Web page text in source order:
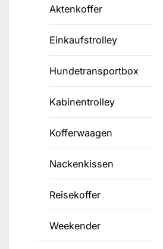
Aktenkoffer
Einkaufstrolley
Hundetransportbox
Kabinentrolley
Kofferwaagen
Nackenkissen
Reisekoffer
Weekender